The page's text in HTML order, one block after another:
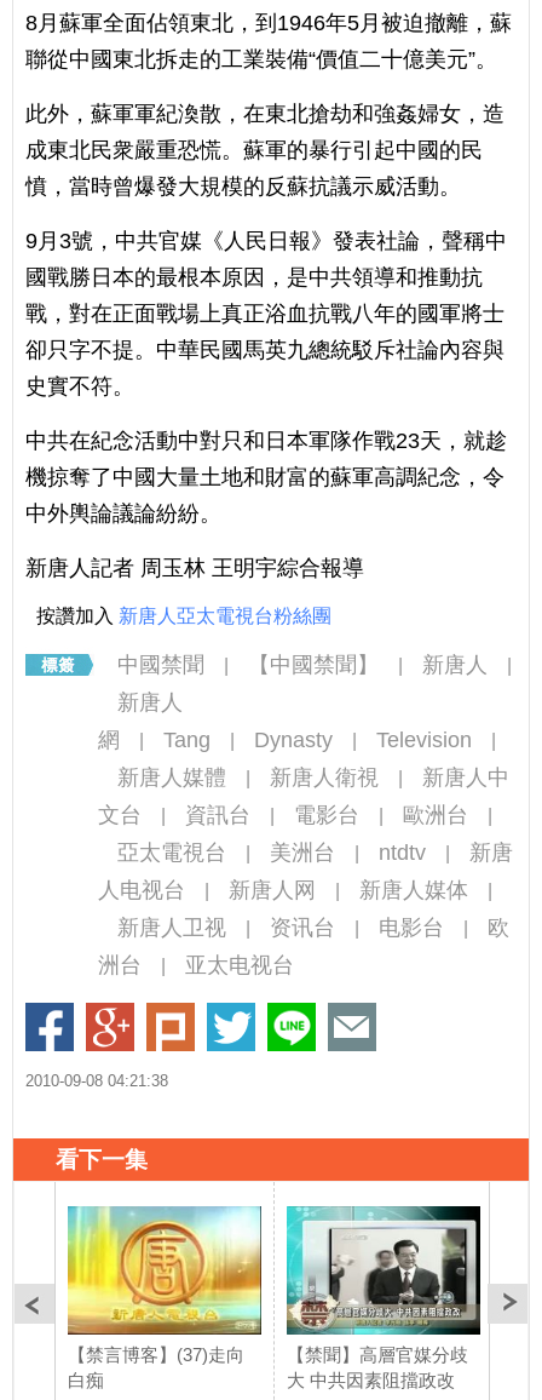
8月蘇軍全面佔領東北，到1946年5月被迫撤離，蘇
聯從中國東北拆走的工業裝備“價值二十億美元”。
此外，蘇軍軍紀渙散，在東北搶劫和強姦婦女，造
成東北民衆嚴重恐慌。蘇軍的暴行引起中國的民
憤，當時曾爆發大規模的反蘇抗議示威活動。
9月3號，中共官媒《人民日報》發表社論，聲稱中
國戰勝日本的最根本原因，是中共領導和推動抗
戰，對在正面戰場上真正浴血抗戰八年的國軍將士
卻只字不提。中華民國馬英九總統駁斥社論內容與
史實不符。
中共在紀念活動中對只和日本軍隊作戰23天，就趁
機掠奪了中國大量土地和財富的蘇軍高調紀念，令
中外輿論議論紛紛。
新唐人記者 周玉林 王明宇綜合報導
按讚加入 新唐人亞太電視台粉絲團
中國禁聞 【中國禁聞】 新唐人
新唐人
網
Tang Dynasty Television
新唐人媒體 新唐人衛視
新唐人中
文台
資訊台 電影台 歐洲台
亞太電視台 美洲台 ntdtv
新唐
人电视台
新唐人网 新唐人媒体
新唐人卫视 资讯台 电影台
欧
洲台
亚太电视台
2010-09-08 04:21:38
看下一集
【禁言博客】(37)走向
白痴
【禁聞】高層官媒分歧
大 中共因素阻擋政改